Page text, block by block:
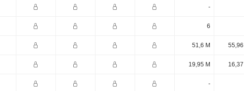
-
6
51,6 M 55,96
19,95 M 16,37
-